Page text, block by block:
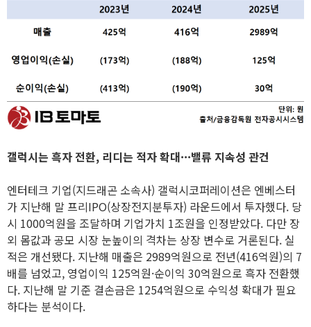
갤럭시는 흑자 전환, 리디는 적자 확대···밸류 지속성 관건
엔터테크 기업(지드래곤 소속사) 갤럭시코퍼레이션은 엔베스터
가 지난해 말 프리IPO(상장전지분투자) 라운드에서 투자했다. 당
시 1000억원을 조달하며 기업가치 1조원을 인정받았다. 다만 장
외 몸값과 공모 시장 눈높이의 격차는 상장 변수로 거론된다. 실
적은 개선됐다. 지난해 매출은 2989억원으로 전년(416억원)의 7
배를 넘었고, 영업이익 125억원·순이익 30억원으로 흑자 전환했
다. 지난해 말 기준 결손금은 1254억원으로 수익성 확대가 필요
하다는 분석이다.